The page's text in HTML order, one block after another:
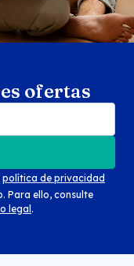
ofertas
política de privacidad
Para ello, consulte
legal .